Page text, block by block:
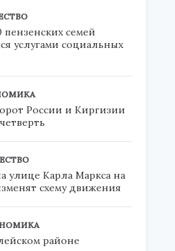
пензенских семей
услугами социальных
России и Киргизии
улице Карла Маркса на
схему движения
районе